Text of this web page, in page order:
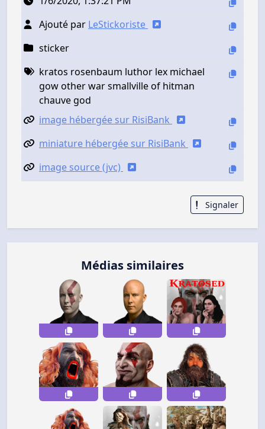
Ajouté par LeStickoriste
sticker
kratos rosenbaum luthor lex michael
gow other war smallville of hitman
chauve god
image hébergée sur RisiBank
miniature hébergée sur RisiBank
image source (jvc)
Signaler
Médias similaires